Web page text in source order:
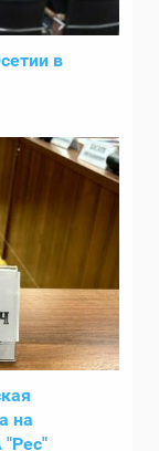
в
на